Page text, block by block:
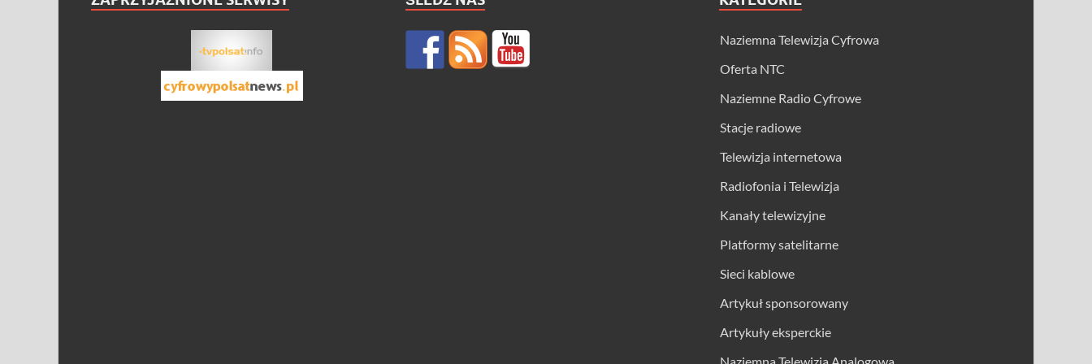
Naziemna Telewizja Cyfrowa
Oferta NTC
Naziemne Radio Cyfrowe
Stacje radiowe
Telewizja internetowa
Radiofonia i Telewizja
Kanały telewizyjne
Platformy satelitarne
Sieci kablowe
Artykuł sponsorowany
Artykuły eksperckie